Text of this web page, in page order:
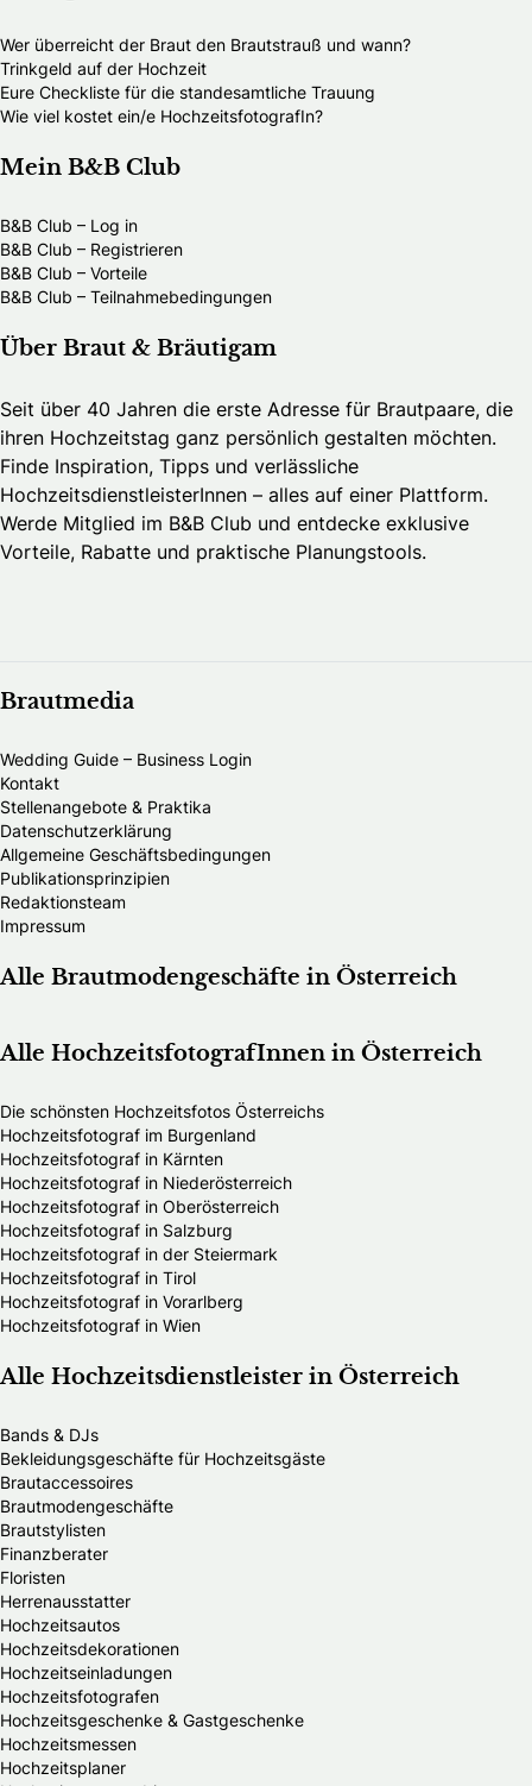
Wer überreicht der Braut den Brautstrauß und wann?
Trinkgeld auf der Hochzeit
Eure Checkliste für die standesamtliche Trauung
Wie viel kostet ein/e HochzeitsfotografIn?
Mein B&B Club
B&B Club – Log in
B&B Club – Registrieren
B&B Club – Vorteile
B&B Club – Teilnahmebedingungen
Über Braut & Bräutigam
Seit über 40 Jahren die erste Adresse für Brautpaare, die
ihren Hochzeitstag ganz persönlich gestalten möchten.
Finde Inspiration, Tipps und verlässliche
HochzeitsdienstleisterInnen – alles auf einer Plattform.
Werde Mitglied im B&B Club und entdecke exklusive
Vorteile, Rabatte und praktische Planungstools.
Brautmedia
Wedding Guide – Business Login
Kontakt
Stellenangebote & Praktika
Datenschutzerklärung
Allgemeine Geschäftsbedingungen
Publikationsprinzipien
Redaktionsteam
Impressum
Alle Brautmodengeschäfte in Österreich
Alle HochzeitsfotografInnen in Österreich
Die schönsten Hochzeitsfotos Österreichs
Hochzeitsfotograf im Burgenland
Hochzeitsfotograf in Kärnten
Hochzeitsfotograf in Niederösterreich
Hochzeitsfotograf in Oberösterreich
Hochzeitsfotograf in Salzburg
Hochzeitsfotograf in der Steiermark
Hochzeitsfotograf in Tirol
Hochzeitsfotograf in Vorarlberg
Hochzeitsfotograf in Wien
Alle Hochzeitsdienstleister in Österreich
Bands & DJs
Bekleidungsgeschäfte für Hochzeitsgäste
Brautaccessoires
Brautmodengeschäfte
Brautstylisten
Finanzberater
Floristen
Herrenausstatter
Hochzeitsautos
Hochzeitsdekorationen
Hochzeitseinladungen
Hochzeitsfotografen
Hochzeitsgeschenke & Gastgeschenke
Hochzeitsmessen
Hochzeitsplaner